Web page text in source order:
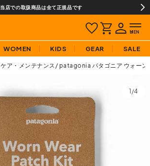
当店での取扱商品は全て正規品です
WOMEN KIDS GEAR SALE
ケア・メンテナンス patagonia パタゴニア ウォーン
1/4